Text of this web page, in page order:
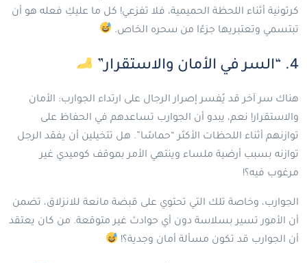
كرتونية أثناء اللحظة الحميمية، فلا تفزعي! كل ما عليكِ فعله هو أن
تبتسمي وتعتبريها جزءًا من سحره الخاص.
4. “السر في الأمان والاستقرار”
هناك سر آخر قد يُفسر إصرار الرجال على ارتداء الجوارب: الأمان
والاستقرار! نعم، يبدو أن الجوارب تساعدهم في الحفاظ على
توازنهم أثناء اللحظات الأكثر “حماسًا”. هل تتخيلين أن يفقد الرجل
توازنه بسبب أرضية ملساء وينتهي الأمر بموقف كوميدي غير
مرغوب فيه؟!
الجوارب، وخاصة تلك التي تحتوي على قبضة مانعة للانزلاق، تضمن
أن الأمور تسير بسلاسة دون أي حوادث غير متوقعة. من كان يعتقد
أن الجوارب قد تكون مسألة أمان وجدية؟!